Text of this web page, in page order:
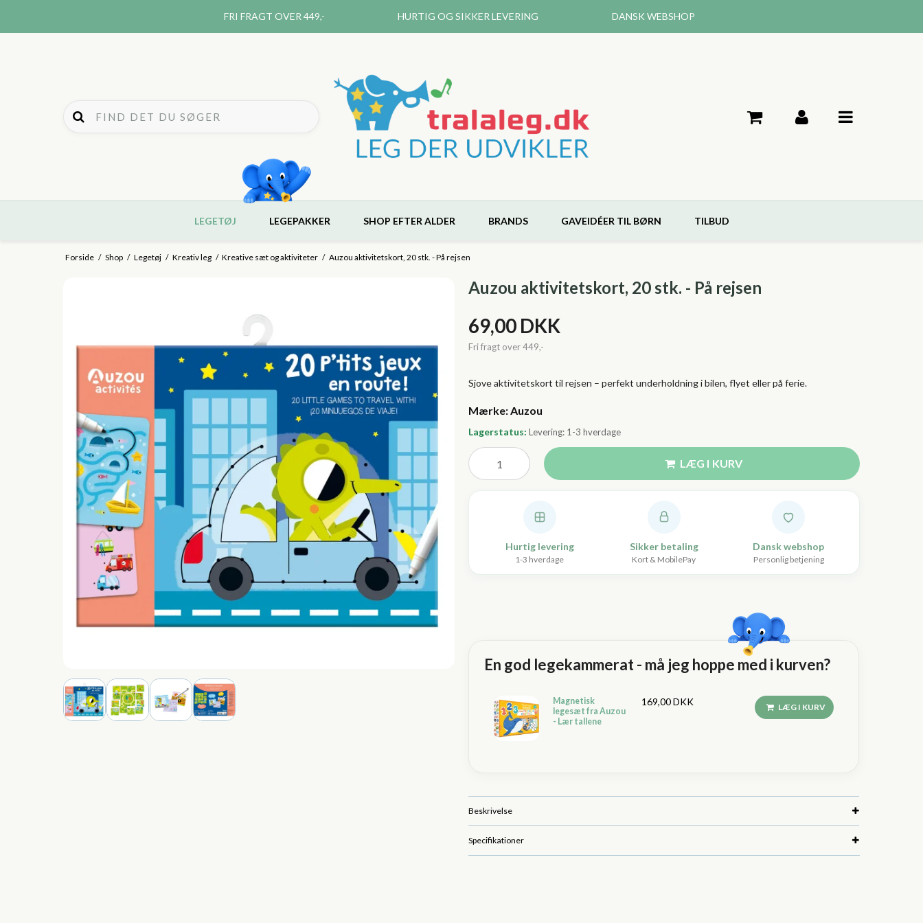
FRI FRAGT OVER 449,- HURTIG OG SIKKER LEVERING DANSK WEBSHOP
LEGETØJ LEGEPAKKER SHOP EFTER ALDER BRANDS GAVEIDÉER TIL BØRN TILBUD
Forside / Shop / Legetøj / Kreativ leg / Kreative sæt og aktiviteter / Auzou aktivitetskort, 20 stk. - På rejsen
Auzou aktivitetskort, 20 stk. - På rejsen
69,00 DKK
Sjove aktivitetskort til rejsen – perfekt underholdning i bilen, flyet eller på ferie.
Lagerstatus: Levering: 1-3 hverdage
LÆG I KURV
Hurtig levering
1-3 hverdage
Sikker betaling
Kort & MobilePay
Dansk webshop
Personlig betjening
En god legekammerat - må jeg hoppe med i kurven?
Magnetisk
legesæt fra Auzou
- Lær tallene
169,00 DKK LÆG I KURV
Beskrivelse
Specifikationer